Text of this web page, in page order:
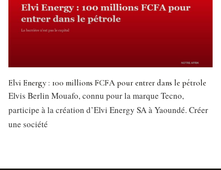
Elvi Energy : 100 millions FCFA pour entrer dans le pétrole
Elvis Berlin Mouafo, connu pour la marque Tecno,
participe à la création d’Elvi Energy SA à Yaoundé. Créer
une société